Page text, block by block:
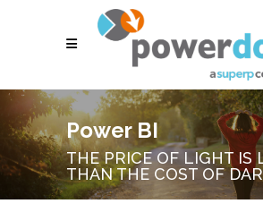
Power BI
THE PRICE OF LIGHT IS
THAN THE COST OF